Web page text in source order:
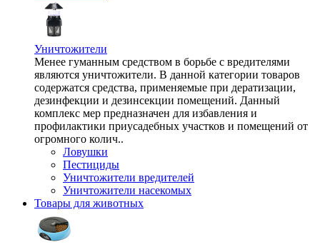
Уничтожители
Менее гуманным средством в борьбе с вредителями
являются уничтожители. В данной категории товаров
содержатся средства, применяемые при дератизации,
дезинфекции и дезинсекции помещений. Данный
комплекс мер предназначен для избавления и
профилактики приусадебных участков и помещений от
огромного колич..
Ловушки
Пестициды
Уничтожители вредителей
Уничтожители насекомых
Товары для животных